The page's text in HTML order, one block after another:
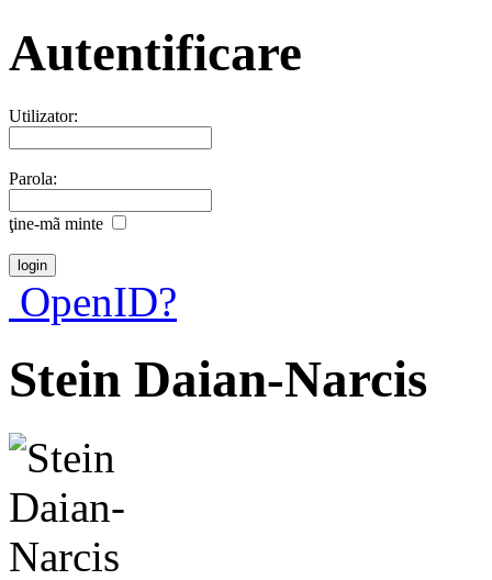
Autentificare
Utilizator:
Parola:
ţine-mã minte
OpenID?
Stein Daian-Narcis